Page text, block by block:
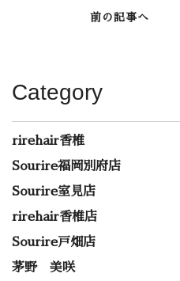
前の記事へ
Category
rirehair香椎
Sourire福岡別府店
Sourire室見店
rirehair香椎店
Sourire戸畑店
茅野 美咲